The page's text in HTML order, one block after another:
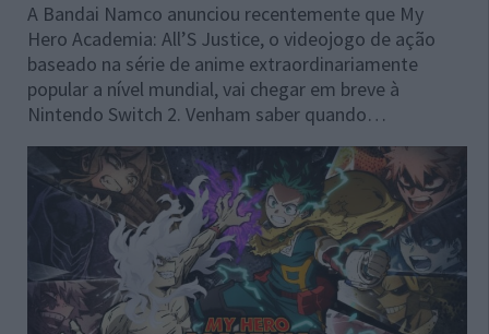
A Bandai Namco anunciou recentemente que My
Hero Academia: All’S Justice, o videojogo de ação
baseado na série de anime extraordinariamente
popular a nível mundial, vai chegar em breve à
Nintendo Switch 2. Venham saber quando…